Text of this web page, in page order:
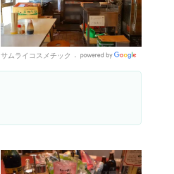
サムライコスメチック
Places